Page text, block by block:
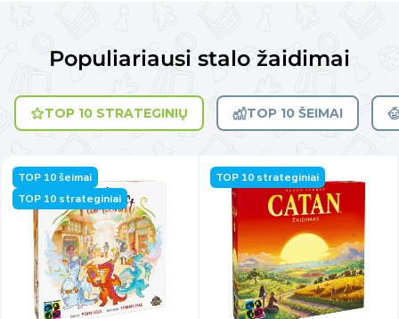
Populiariausi stalo žaidimai
TOP 10 STRATEGINIŲ TOP 10 ŠEIMAI
TOP 10 šeimai
TOP 10 strateginiai
TOP 10 strateginiai